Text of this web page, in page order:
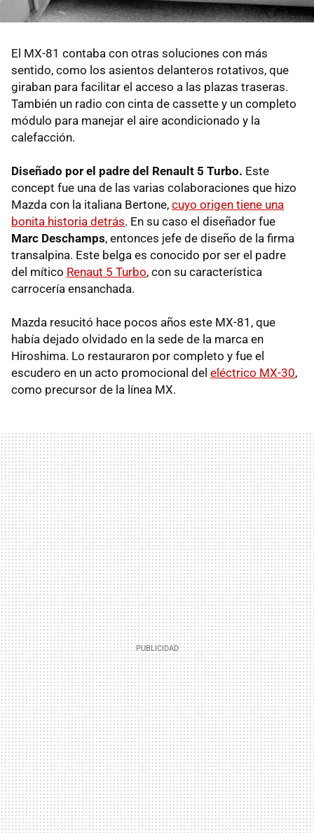
El MX-81 contaba con otras soluciones con más
sentido, como los asientos delanteros rotativos, que
giraban para facilitar el acceso a las plazas traseras.
También un radio con cinta de cassette y un completo
módulo para manejar el aire acondicionado y la
calefacción.
Diseñado por el padre del Renault 5 Turbo. Este
concept fue una de las varias colaboraciones que hizo
Mazda con la italiana Bertone, cuyo origen tiene una
bonita historia detrás. En su caso el diseñador fue
Marc Deschamps, entonces jefe de diseño de la firma
transalpina. Este belga es conocido por ser el padre
del mítico Renaut 5 Turbo, con su característica
carrocería ensanchada.
Mazda resucitó hace pocos años este MX-81, que
había dejado olvidado en la sede de la marca en
Hiroshima. Lo restauraron por completo y fue el
escudero en un acto promocional del eléctrico MX-30,
como precursor de la línea MX.